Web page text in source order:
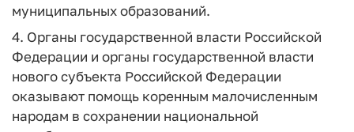
муниципальных образований.
4. Органы государственной власти Российской
Федерации и органы государственной власти
нового субъекта Российской Федерации
оказывают помощь коренным малочисленным
народам в сохранении национальной